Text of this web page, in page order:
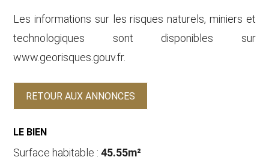
Les informations sur les risques naturels, miniers et
technologiques sont disponibles sur
www.georisques.gouv.fr.
RETOUR AUX ANNONCES
LE BIEN
Surface habitable :45.55m²